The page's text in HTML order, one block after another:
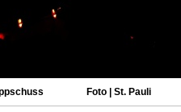
Foto | St. Pauli